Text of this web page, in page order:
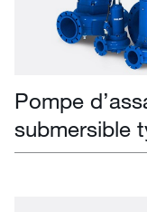
Pompe
submersible